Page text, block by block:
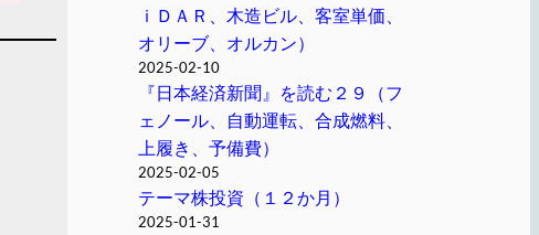
ｉＤＡＲ、木造ビル、客室単価、
オリーブ、オルカン）
2025-02-10
『日本経済新聞』を読む２９（フ
ェノール、自動運転、合成燃料、
上履き、予備費）
2025-02-05
テーマ株投資（１２か月）
2025-01-31